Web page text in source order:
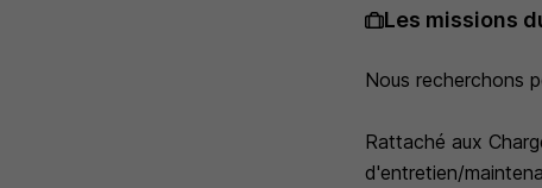
Les missions
Nous recherchons
Rattaché aux
d'entretien/